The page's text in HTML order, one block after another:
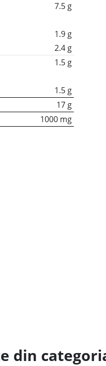
7.5 g
1.9 g
2.4 g
1.5 g
1.5 g
17 g
1000 mg
din